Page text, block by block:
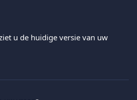
u de huidige versie van uw